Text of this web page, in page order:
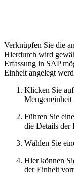
Verknüpfen Sie die
Hierdurch wird
Erfassung in SAP
Einheit angelegt
Klicken Sie
Mengeneinheit
Führen Sie
die Details der
Wählen Sie
Hier können
der Einheit